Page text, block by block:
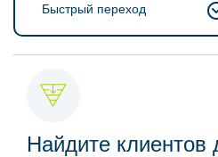
Быстрый переход
Найдите клиентов